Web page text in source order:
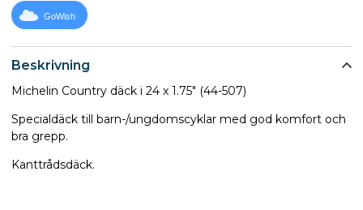
Beskrivning
Michelin Country däck i 24 x 1.75" (44-507)
Specialdäck till barn-/ungdomscyklar med god komfort och
bra grepp.
Kanttrådsdäck.
GoWish